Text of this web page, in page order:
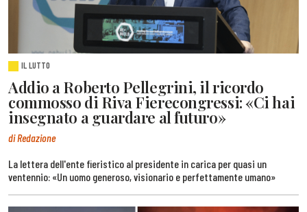
IL LUTTO
Addio a Roberto Pellegrini, il ricordo
commosso di Riva Fierecongressi: «Ci hai
insegnato a guardare al futuro»
di Redazione
La lettera dell'ente fieristico al presidente in carica per quasi un
ventennio: «Un uomo generoso, visionario e perfettamente umano»